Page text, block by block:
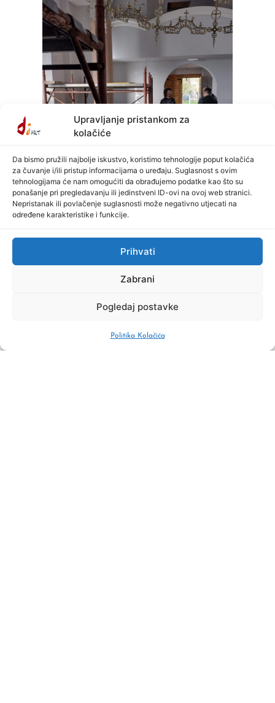
Upravljanje pristankom za
kolačiće
Da bismo pružili najbolje iskustvo, koristimo tehnologije poput kolačića
za čuvanje i/ili pristup informacijama o uređaju. Suglasnost s ovim
tehnologijama će nam omogućiti da obrađujemo podatke kao što su
ponašanje pri pregledavanju ili jedinstveni ID-ovi na ovoj web stranici.
Nepristanak ili povlačenje suglasnosti može negativno utjecati na
određene karakteristike i funkcije.
Prihvati
Zabrani
Pogledaj postavke
Politika Kolačića